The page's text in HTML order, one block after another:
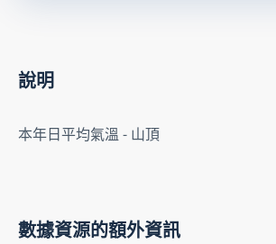
說明
本年日平均氣溫 - 山頂
數據資源的額外資訊